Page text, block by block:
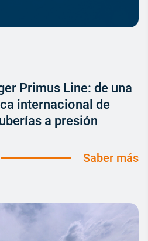
Primus Line: de una
internacional de
a presión
Saber más